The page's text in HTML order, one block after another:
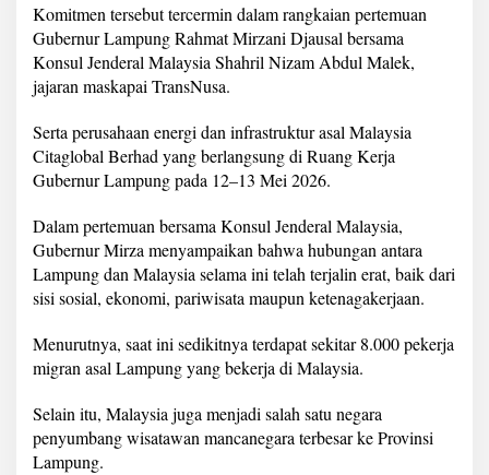
y
s
i
a
d
S
k
t
r
P
r
i
i
s
a
,
Komitmen tersebut tercermin dalam rangkaian pertemuan
Gubernur Lampung Rahmat Mirzani Djausal bersama
Konsul Jenderal Malaysia Shahril Nizam Abdul Malek,
jajaran maskapai TransNusa.
Serta perusahaan energi dan infrastruktur asal Malaysia
Citaglobal Berhad yang berlangsung di Ruang Kerja
Gubernur Lampung pada 12–13 Mei 2026.
Dalam pertemuan bersama Konsul Jenderal Malaysia,
Gubernur Mirza menyampaikan bahwa hubungan antara
Lampung dan Malaysia selama ini telah terjalin erat, baik dari
sisi sosial, ekonomi, pariwisata maupun ketenagakerjaan.
Menurutnya, saat ini sedikitnya terdapat sekitar 8.000 pekerja
migran asal Lampung yang bekerja di Malaysia.
Selain itu, Malaysia juga menjadi salah satu negara
penyumbang wisatawan mancanegara terbesar ke Provinsi
Lampung.